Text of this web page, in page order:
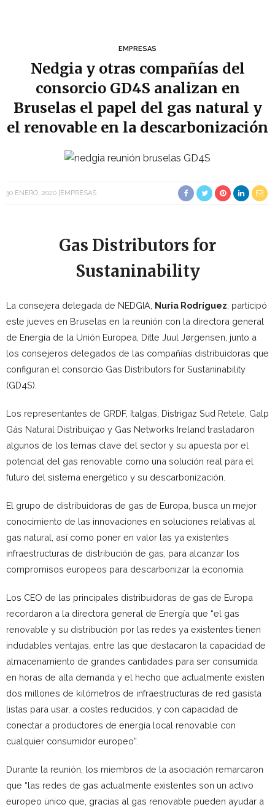
EMPRESAS
Nedgia y otras compañías del
consorcio GD4S analizan en
Bruselas el papel del gas natural y
el renovable en la descarbonización
30 ENERO, 2020 EMPRESAS
Gas Distributors for
Sustaninability
La consejera delegada de NEDGIA, Nuria Rodríguez , participó
este jueves en Bruselas en la reunión con la directora general
de Energía de la Unión Europea, Ditte Juul Jørgensen, junto a
los consejeros delegados de las compañías distribuidoras que
configuran el consorcio Gas Distributors for Sustaninability
(GD4S).
Los representantes de GRDF, Italgas, Distrigaz Sud Retele, Galp
Gás Natural Distribuiçao y Gas Networks Ireland trasladaron
algunos de los temas clave del sector y su apuesta por el
potencial del gas renovable como una solución real para el
futuro del sistema energético y su descarbonización.
El grupo de distribuidoras de gas de Europa, busca un mejor
conocimiento de las innovaciones en soluciones relativas al
gas natural, así como poner en valor las ya existentes
infraestructuras de distribución de gas, para alcanzar los
compromisos europeos para descarbonizar la economía.
Los CEO de las principales distribuidoras de gas de Europa
recordaron a la directora general de Energía que “el gas
renovable y su distribución por las redes ya existentes tienen
indudables ventajas, entre las que destacaron la capacidad de
almacenamiento de grandes cantidades para ser consumida
en horas de alta demanda y el hecho que actualmente existen
dos millones de kilómetros de infraestructuras de red gasista
listas para usar, a costes reducidos, y con capacidad de
conectar a productores de energía local renovable con
cualquier consumidor europeo”.
Durante la reunión, los miembros de la asociación remarcaron
que “las redes de gas actualmente existentes son un activo
europeo único que, gracias al gas renovable pueden ayudar a